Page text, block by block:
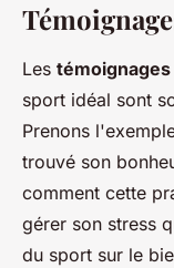
Les témoignages
sport idéal sont
Prenons
trouvé son
comment cette
gérer son stress
du sport sur le